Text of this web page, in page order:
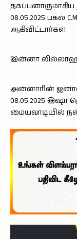
08.05.2025 பகல்
ஆகிவிட்டார்கள்.
இன்னா
அன்னாரின்
08.05.2025 இஷா
மையவாடியில்